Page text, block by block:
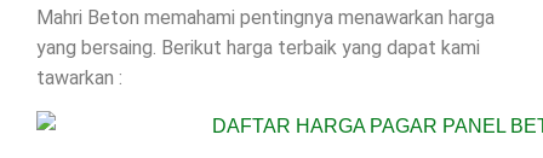
Mahri Beton memahami pentingnya menawarkan harga
yang bersaing. Berikut harga terbaik yang dapat kami
tawarkan :